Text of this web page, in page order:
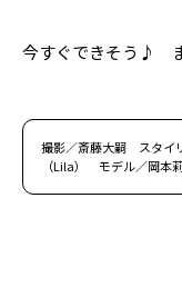
今すぐできそう♪ ま
撮影／斎藤大嗣 スタイ
（Lila） モデル／岡本